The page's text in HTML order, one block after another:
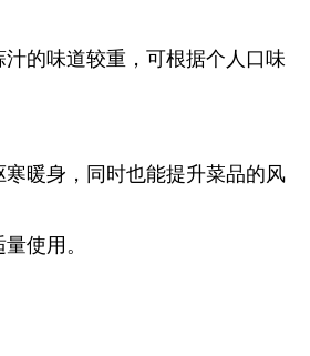
的味道较重，可根据个人口味
暖身，同时也能提升菜品的风
使用。